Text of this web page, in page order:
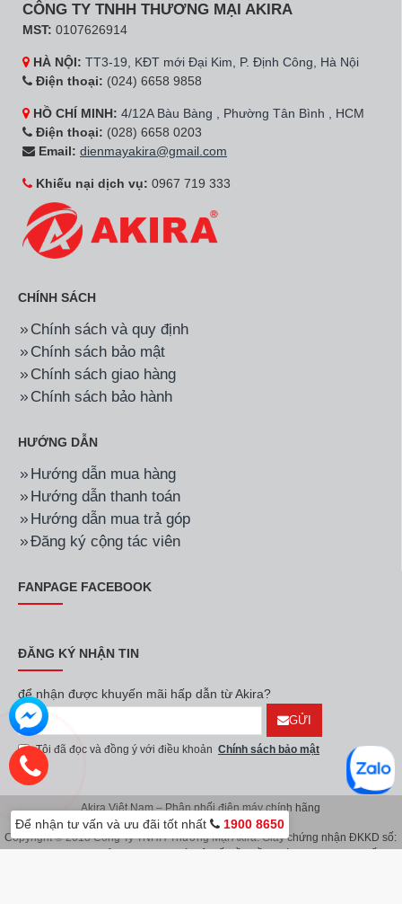
CÔNG TY TNHH THƯƠNG MẠI AKIRA
MST: 0107626914
HÀ NỘI: TT3-19, KĐT mới Đại Kim, P. Định Công, Hà Nội
Điện thoại: (024) 6658 9858
HỒ CHÍ MINH: 4/12A Bàu Bàng , Phường Tân Bình , HCM
Điện thoại: (028) 6658 0203
Email: dienmayakira@gmail.com
Khiếu nại dịch vụ: 0967 719 333
CHÍNH SÁCH
Chính sách và quy định
Chính sách bảo mật
Chính sách giao hàng
Chính sách bảo hành
HƯỚNG DẪN
Hướng dẫn mua hàng
Hướng dẫn thanh toán
Hướng dẫn mua trả góp
Đăng ký cộng tác viên
FANPAGE FACEBOOK
ĐĂNG KÝ NHẬN TIN
để nhận được khuyến mãi hấp dẫn từ Akira?
GỬI
Tôi đã đọc và đồng ý với điều khoản Chính sách bảo mật
Akira Việt Nam – Phân phối điện máy chính hãng
Copyright © 2018 Công Ty TNHH Thương Mại Akira. Giấy chứng nhận ĐKKD số:
Để nhận tư vấn và ưu đãi tốt nhất 1900 8650